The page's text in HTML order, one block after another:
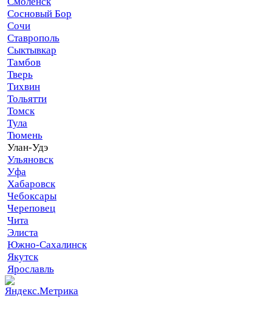
Сосновый Бор
Сочи
Ставрополь
Сыктывкар
Тамбов
Тверь
Тихвин
Тольятти
Томск
Тула
Тюмень
Улан-Удэ
Ульяновск
Уфа
Хабаровск
Чебоксары
Череповец
Чита
Элиста
Южно-Сахалинск
Якутск
Ярославль